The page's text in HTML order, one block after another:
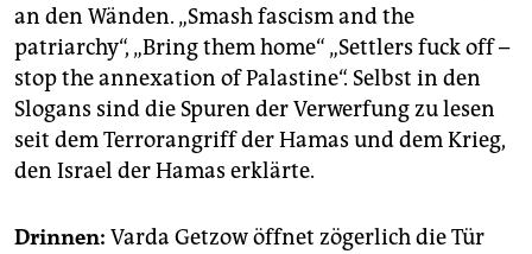
an den Wänden. „Smash fascism and the
patriarchy“, „Bring them home“ „Settlers fuck off –
stop the annexation of Palastine“. Selbst in den
Slogans sind die Spuren der Verwerfung zu lesen
seit dem Terrorangriff der Hamas und dem Krieg,
den Israel der Hamas erklärte.
Drinnen: Varda Getzow öffnet zögerlich die Tür